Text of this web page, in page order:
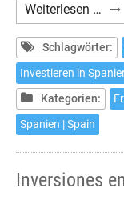
Weiterlesen …
sur
la
Schlagwörter:
Investieren in
Kategorien:
Spanien | Spain
Inversiones